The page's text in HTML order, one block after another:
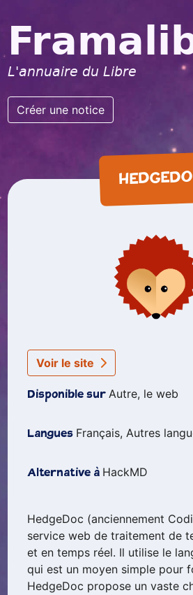
L'annuaire du Libre
Créer une notice
Voir le site
Disponible surAutre, le web
Langues Français, Autres
Alternative à HackMD
HedgeDoc (anciennement
service web de traitement de
et en temps réel. Il utilise le
qui est un moyen simple pour
HedgeDoc propose un vaste